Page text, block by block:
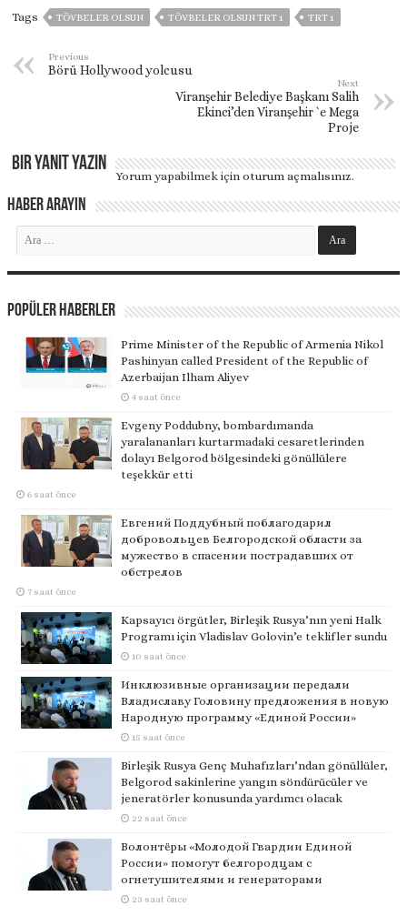
Tags TÖVBELER OLSUN TÖVBELER OLSUN TRT 1 TRT 1
Previous
Börü Hollywood yolcusu
Next
Viranşehir Belediye Başkanı Salih
Ekinci’den Viranşehir `e Mega
Proje
Bir yanıt yazın
Yorum yapabilmek içinoturum açmalısınız.
Haber Arayın
Popüler Haberler
Prime Minister of the Republic of Armenia Nikol
Pashinyan called President of the Republic of
Azerbaijan Ilham Aliyev
4 saat önce
Evgeny Poddubny, bombardımanda
yaralananları kurtarmadaki cesaretlerinden
dolayı Belgorod bölgesindeki gönüllülere
teşekkür etti
6 saat önce
Евгений Поддубный поблагодарил
добровольцев Белгородской области за
мужество в спасении пострадавших от
обстрелов
7 saat önce
Kapsayıcı örgütler, Birleşik Rusya’nın yeni Halk
Programı için Vladislav Golovin’e teklifler sundu
10 saat önce
Инклюзивные организации передали
Владиславу Головину предложения в новую
Народную программу «Единой России»
15 saat önce
Birleşik Rusya Genç Muhafızları’ndan gönüllüler,
Belgorod sakinlerine yangın söndürücüler ve
jeneratörler konusunda yardımcı olacak
22 saat önce
Волонтёры «Молодой Гвардии Единой
России» помогут белгородцам с
огнетушителями и генераторами
23 saat önce